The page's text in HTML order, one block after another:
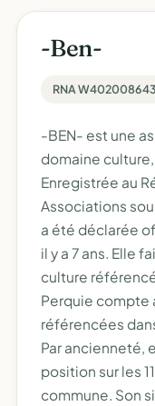
-Ben-
RNA W402008643
-BEN- est une
domaine
Enregistrée au
Associations
a été déclarée
il y a 7 ans. Elle
culture
Perquie compte
référencées
Par ancienneté,
position sur les
commune. Son